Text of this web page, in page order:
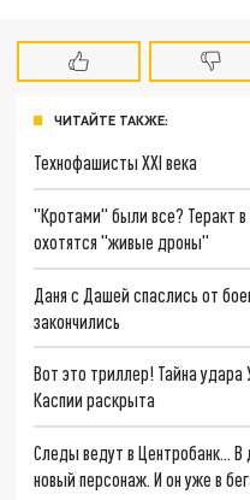
ЧИТАЙТЕ ТАКЖЕ:
Технофашисты XXI века
"Кротами" были все? Теракт
охотятся "живые дроны"
Даня с Дашей спаслись от
закончились
Вот это триллер! Тайна удара
Каспии раскрыта
Следы ведут в Центробанк…
новый персонаж. И он уже в